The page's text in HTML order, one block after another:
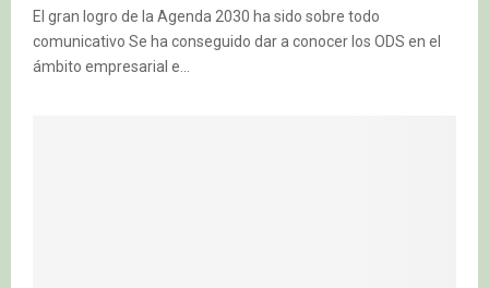
El gran logro de la Agenda 2030 ha sido sobre todo
comunicativo Se ha conseguido dar a conocer los ODS en el
ámbito empresarial e...